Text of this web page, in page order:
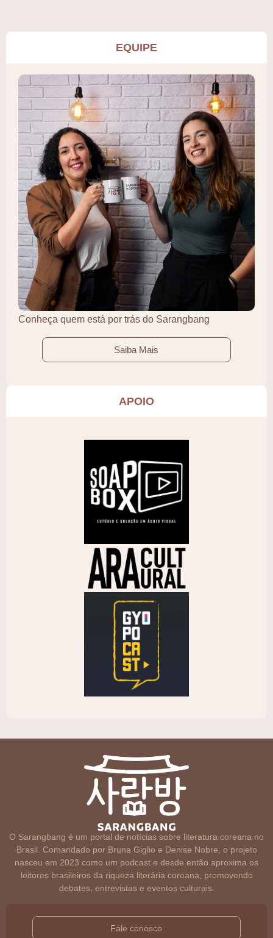
EQUIPE
Conheça quem está por trás do Sarangbang
Saiba Mais
APOIO
O Sarangbang é um portal de notícias sobre literatura coreana no
Brasil. Comandado por Bruna Giglio e Denise Nobre, o projeto
nasceu em 2023 como um podcast e desde então aproxima os
leitores brasileiros da riqueza literária coreana, promovendo
debates, entrevistas e eventos culturais.
Fale conosco